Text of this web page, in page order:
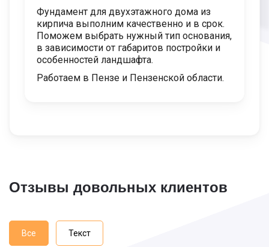
Фундамент для двухэтажного дома из
кирпича выполним качественно и в срок.
Поможем выбрать нужный тип основания,
в зависимости от габаритов постройки и
особенностей ландшафта.
Работаем в Пензе и Пензенской области.
Отзывы довольных клиентов
Все Текст